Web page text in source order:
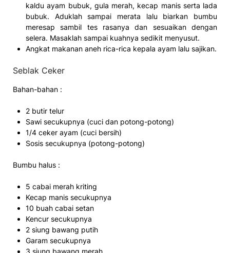
kaldu ayam bubuk, gula merah, kecap manis serta lada
bubuk. Aduklah sampai merata lalu biarkan bumbu
meresap sambil tes rasanya dan sesuaikan dengan
selera. Masaklah sampai kuahnya sedikit menyusut.
Angkat makanan aneh rica-rica kepala ayam lalu sajikan.
Seblak Ceker
Bahan-bahan :
2 butir telur
Sawi secukupnya (cuci dan potong-potong)
1/4 ceker ayam (cuci bersih)
Sosis secukupnya (potong-potong)
Bumbu halus :
5 cabai merah kriting
Kecap manis secukupnya
10 buah cabai setan
Kencur secukupnya
2 siung bawang putih
Garam secukupnya
3 siung bawang merah